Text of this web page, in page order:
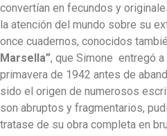
convertían en fecundos y
la atención del mundo sobre su
once cuadernos, conocidos
Marsella”, que Simone entregó
primavera de 1942 antes de
sido el origen de numerosos
son abruptos y fragmentarios,
tratase de su obra completa en